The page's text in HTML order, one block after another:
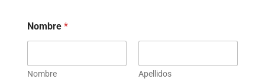
Nombre *
Nombre Apellidos